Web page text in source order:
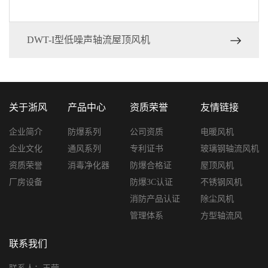
DWT-I型低噪声轴流屋顶风机
关于浙风
企业简介
企业文化
资质荣誉
厂房设备
产品中心
防爆系列
通风系列
消毒净化器
资质荣誉
公司资质
专利证书
防爆合格证
防爆3C认证
消防产品认证
管理体系
友情链接
电暖风机
玻璃钢轴流风机
屋顶风机
不锈钢风机
除尘风机
方型轴流风
联系我们